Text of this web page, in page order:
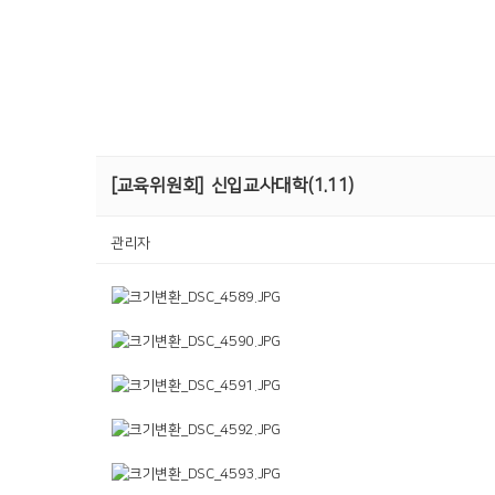
[교육위원회] 신입교사대학(1.11)
관리자